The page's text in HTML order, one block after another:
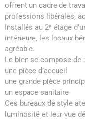
offrent un cadre de
professions libérales,
Installés au 2ᵉ étage
intérieure, les locaux
agréable.
Le bien se compose de :
une pièce d’accueil
une grande pièce
un espace sanitaire
Ces bureaux de style
luminosité et leur vue